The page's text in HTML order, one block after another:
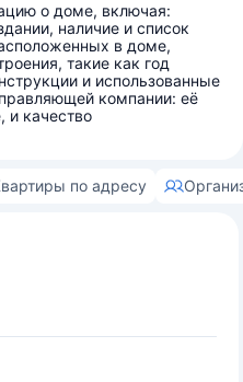
о доме, включая:
наличие и список
в доме,
такие как год
и использованные
компании: её
и качество
по адресу